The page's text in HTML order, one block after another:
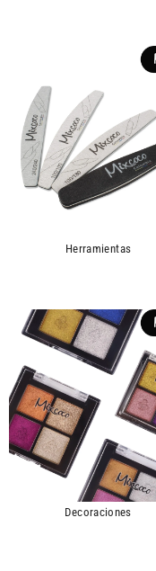
Herramientas
Decoraciones